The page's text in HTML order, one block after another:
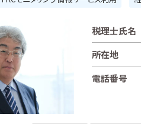
税理士氏名
所在地
電話番号